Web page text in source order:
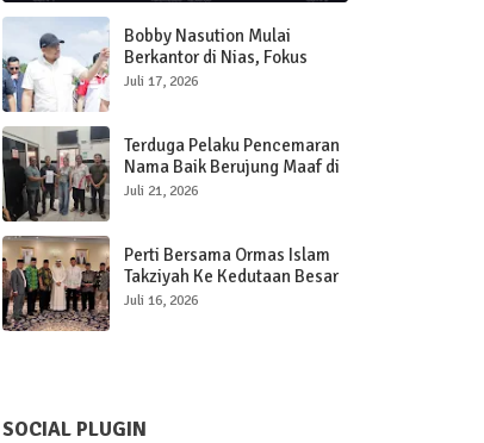
Bobby Nasution Mulai
Berkantor di Nias, Fokus
Percepat Pembangunan
Juli 17, 2026
Terduga Pelaku Pencemaran
Nama Baik Berujung Maaf di
Polres Sibolga
Juli 21, 2026
Perti Bersama Ormas Islam
Takziyah Ke Kedutaan Besar
Qatar
Juli 16, 2026
SOCIAL PLUGIN